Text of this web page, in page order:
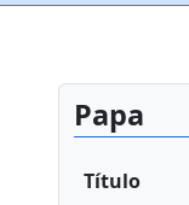
Papa
Título